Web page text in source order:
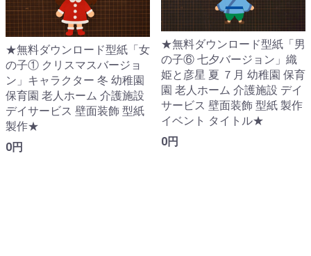
★無料ダウンロード型紙「女
の子① クリスマスバージョ
ン」キャラクター 冬 幼稚園
保育園 老人ホーム 介護施設
デイサービス 壁面装飾 型紙
製作★
0円
★無料ダウンロード型紙「男
の子⑥ 七夕バージョン」織
姫と彦星 夏 ７月 幼稚園 保育
園 老人ホーム 介護施設 デイ
サービス 壁面装飾 型紙 製作
イベント タイトル★
0円